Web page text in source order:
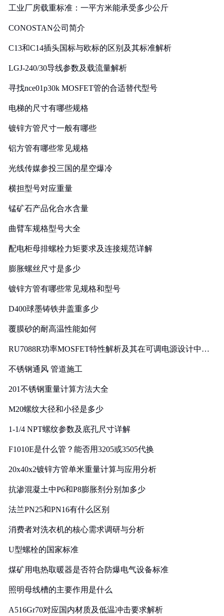
工业厂房载重标准：一平方米能承受多少公斤
CONOSTAN公司简介
C13和C14插头国标与欧标的区别及其标准解析
LGJ-240/30导线参数及载流量解析
寻找nce01p30k MOSFET管的合适替代型号
电梯的尺寸有哪些规格
镀锌方管尺寸一般有哪些
铝方管有哪些常见规格
光线传媒参投三国的星空爆冷
横担型号对应重量
锰矿石产品化合水含量
曲臂车规格型号大全
配电柜母排螺栓力矩要求及连接规范详解
膨胀螺丝尺寸是多少
镀锌方管有哪些常见规格和型号
D400球墨铸铁井盖重多少
覆膜砂的耐高温性能如何
RU7088R功率MOSFET特性解析及其在可调电源设计中的
不锈钢通风 管道施工
201不锈钢重量计算方法大全
M20螺纹大径和小径是多少
1-1/4 NPT螺纹参数及底孔尺寸详解
F1010E是什么管？能否用3205或3505代换
20x40x2镀锌方管单米重量计算与应用分析
抗渗混凝土中P6和P8膨胀剂分别加多少
法兰PN25和PN16有什么区别
消费者对洗衣机的核心需求调研与分析
U型螺栓的国家标准
煤矿用电热取暖器是否符合防爆电气设备标准
照明母线槽的主要作用是什么
A516Gr70对应国内材质及低温冲击要求解析